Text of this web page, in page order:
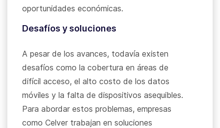
oportunidades económicas.
Desafíos y soluciones
A pesar de los avances, todavía existen
desafíos como la cobertura en áreas de
difícil acceso, el alto costo de los datos
móviles y la falta de dispositivos asequibles.
Para abordar estos problemas, empresas
como Celver trabajan en soluciones